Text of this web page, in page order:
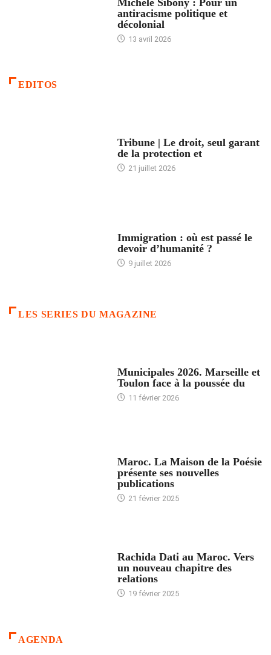
antiracisme politique et
décolonial
13 avril 2026
EDITOS
Tribune | Le droit, seul garant
de la protection et
21 juillet 2026
Immigration : où est passé le
devoir d’humanité ?
9 juillet 2026
LES SERIES DU MAGAZINE
Municipales 2026. Marseille et
Toulon face à la poussée du
11 février 2026
Maroc. La Maison de la Poésie
présente ses nouvelles
publications
21 février 2025
Rachida Dati au Maroc. Vers
un nouveau chapitre des
relations
19 février 2025
AGENDA